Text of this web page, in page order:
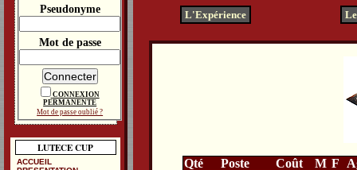
L'Expérience
Qté Poste Coût M F
Pseudonyme
Mot de passe
CONNEXION
PERMANENTE
Mot de passe oublié ?
LUTECE CUP
ACCUEIL